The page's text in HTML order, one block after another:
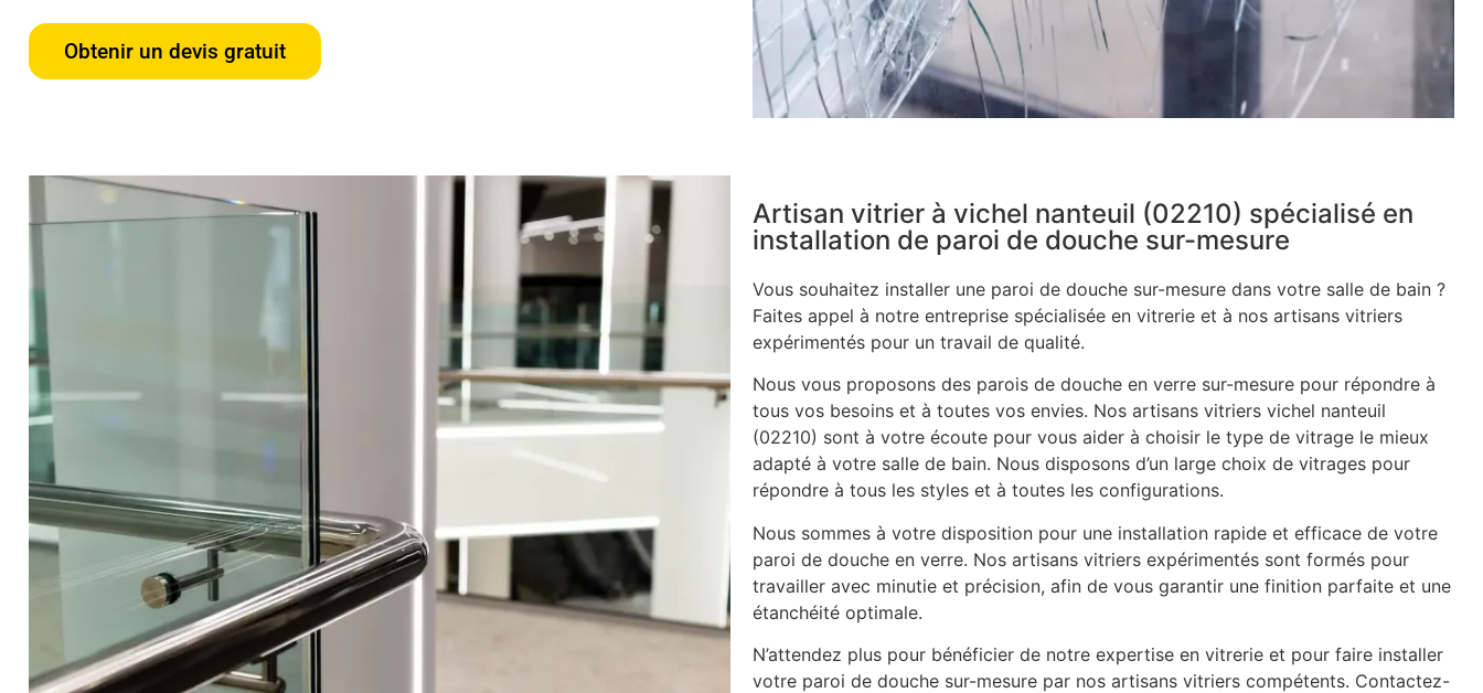
Obtenir un devis gratuit
Artisan vitrier à vichel nanteuil (02210) spécialisé en
installation de paroi de douche sur-mesure
Vous souhaitez installer une paroi de douche sur-mesure dans votre salle de bain ?
Faites appel à notre entreprise spécialisée en vitrerie et à nos artisans vitriers
expérimentés pour un travail de qualité.
Nous vous proposons des parois de douche en verre sur-mesure pour répondre à
tous vos besoins et à toutes vos envies. Nos artisans vitriers vichel nanteuil
(02210) sont à votre écoute pour vous aider à choisir le type de vitrage le mieux
adapté à votre salle de bain. Nous disposons d’un large choix de vitrages pour
répondre à tous les styles et à toutes les configurations.
Nous sommes à votre disposition pour une installation rapide et efficace de votre
paroi de douche en verre. Nos artisans vitriers expérimentés sont formés pour
travailler avec minutie et précision, afin de vous garantir une finition parfaite et une
étanchéité optimale.
N’attendez plus pour bénéficier de notre expertise en vitrerie et pour faire installer
votre paroi de douche sur-mesure par nos artisans vitriers compétents. Contactez-